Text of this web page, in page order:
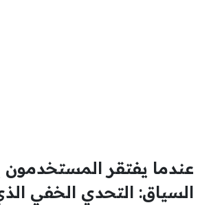
عندما يفتقر المستخدمون
السياق: التحدي الخفي